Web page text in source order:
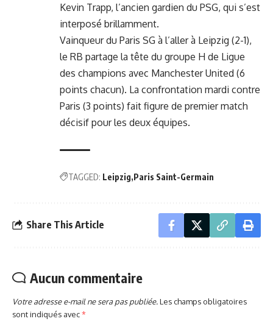
Kevin Trapp, l’ancien gardien du PSG, qui s’est
interposé brillamment.
Vainqueur du Paris SG à l’aller à Leipzig (2-1),
le RB partage la tête du groupe H de Ligue
des champions avec Manchester United (6
points chacun). La confrontation mardi contre
Paris (3 points) fait figure de premier match
décisif pour les deux équipes.
TAGGED: Leipzig Paris Saint-Germain
Share This Article
Aucun commentaire
Votre adresse e-mail ne sera pas publiée.Les champs obligatoires
sont indiqués avec*